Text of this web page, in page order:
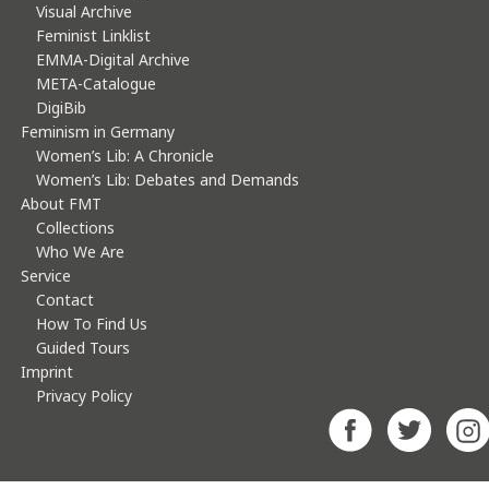
Visual Archive
Feminist Linklist
EMMA-Digital Archive
META-Catalogue
DigiBib
Feminism in Germany
Women’s Lib: A Chronicle
Women’s Lib: Debates and Demands
About FMT
Collections
Who We Are
Service
Contact
How To Find Us
Guided Tours
Imprint
Privacy Policy